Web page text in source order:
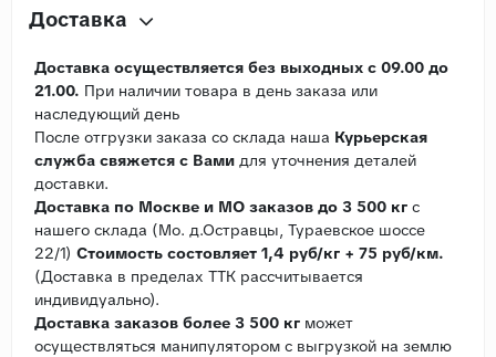
Доставка
Доставка осуществляется без выходных с 09.00 до
21.00. При наличии товара в день заказа или
наследующий день
После отгрузки заказа со склада наша Курьерская
служба свяжется с Вами для уточнения деталей
доставки.
Доставка по Москве и МО заказов до 3 500 кг с
нашего склада (Мо. д.Остравцы, Тураевское шоссе
22/1) Стоимость состовляет 1,4 руб/кг + 75 руб/км.
(Доставка в пределах ТТК рассчитывается
индивидуально).
Доставка заказов более 3 500 кг может
осуществляться манипулятором с выгрузкой на землю